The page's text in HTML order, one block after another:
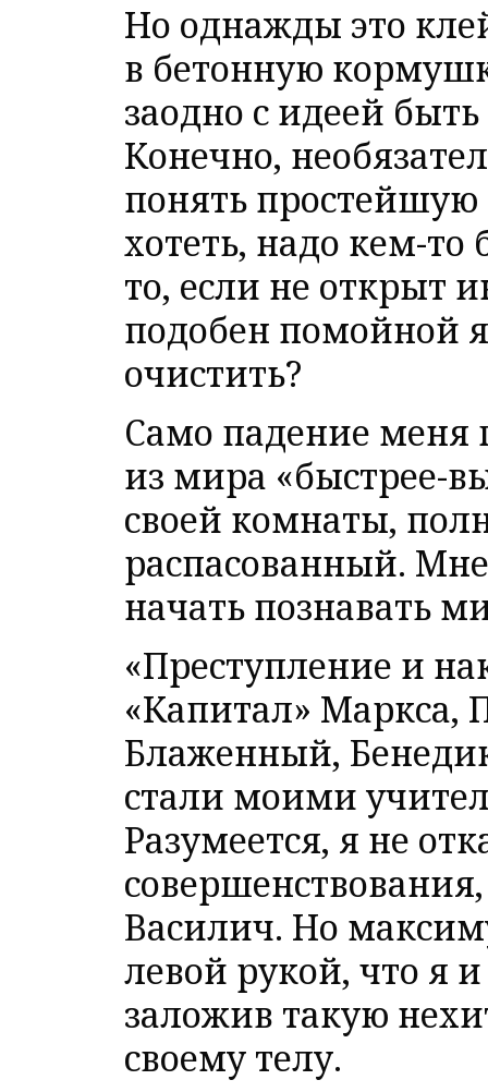
Но однажды это
в бетонную
заодно с идеей
Конечно,
понять
хотеть, надо кем-
то, если не открыт
подобен помойной
очистить?
Само падение меня
из мира «быстрее-
своей комнаты,
распасованный. Мне
начать познавать
«Преступление и
«Капитал» Маркса,
Блаженный,
стали моими
Разумеется, я не
Василич. Но
левой рукой, что я
заложив такую
своему телу.